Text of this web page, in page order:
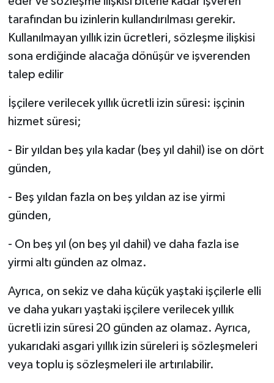
tarafından bu izinlerin kullandırılması gerekir.
Kullanılmayan yıllık izin ücretleri, sözleşme ilişkisi
sona erdiğinde alacağa dönüşür ve işverenden
talep edilir
İşçilere verilecek yıllık ücretli izin süresi: işçinin
hizmet süresi;
- Bir yıldan beş yıla kadar (beş yıl dahil) ise on dört
günden,
- Beş yıldan fazla on beş yıldan az ise yirmi
günden,
- On beş yıl (on beş yıl dahil) ve daha fazla ise
yirmi altı günden az olmaz.
Ayrıca, on sekiz ve daha küçük yaştaki işçilerle elli
ve daha yukarı yaştaki işçilere verilecek yıllık
ücretli izin süresi 20 günden az olamaz. Ayrıca,
yukarıdaki asgari yıllık izin süreleri iş sözleşmeleri
veya toplu iş sözleşmeleri ile artırılabilir.